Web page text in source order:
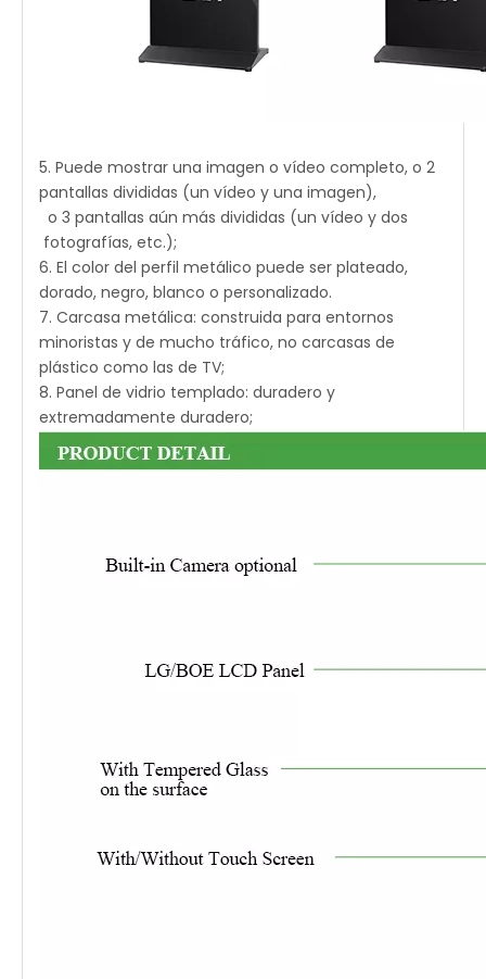
5. Puede mostrar una imagen o vídeo completo, o 2
pantallas divididas (un vídeo y una imagen),
o 3 pantallas aún más divididas (un vídeo y dos
fotografías, etc.);
6. El color del perfil metálico puede ser plateado,
dorado, negro, blanco o personalizado.
7. Carcasa metálica: construida para entornos
minoristas y de mucho tráfico, no carcasas de
plástico como las de TV;
8. Panel de vidrio templado: duradero y
extremadamente duradero;